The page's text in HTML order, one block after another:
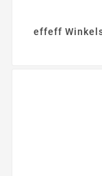
effeff